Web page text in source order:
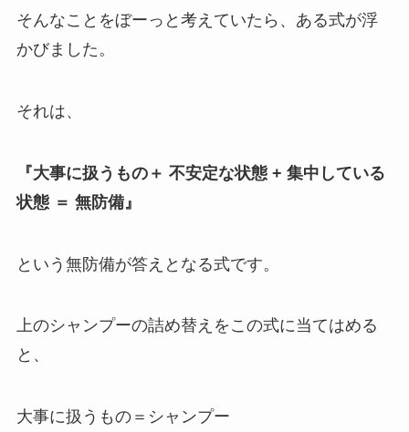
そんなことをぼーっと考えていたら、ある式が浮
かびました。
それは、
『大事に扱うもの＋ 不安定な状態 + 集中している
状態 ＝ 無防備』
という無防備が答えとなる式です。
上のシャンプーの詰め替えをこの式に当てはめる
と、
大事に扱うもの＝シャンプー